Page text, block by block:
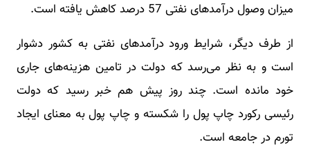
میزان وصول درآمدهای نفتی 57 درصد کاهش یافته است.
از طرف دیگر، شرایط ورود درآمدهای نفتی به کشور دشوار
است و به نظر می‌رسد که دولت در تامین هزینه‌های جاری
خود مانده است. چند روز پیش هم خبر رسید که دولت
رئیسی رکورد چاپ پول را شکسته و چاپ پول به معنای ایجاد
تورم در جامعه است.